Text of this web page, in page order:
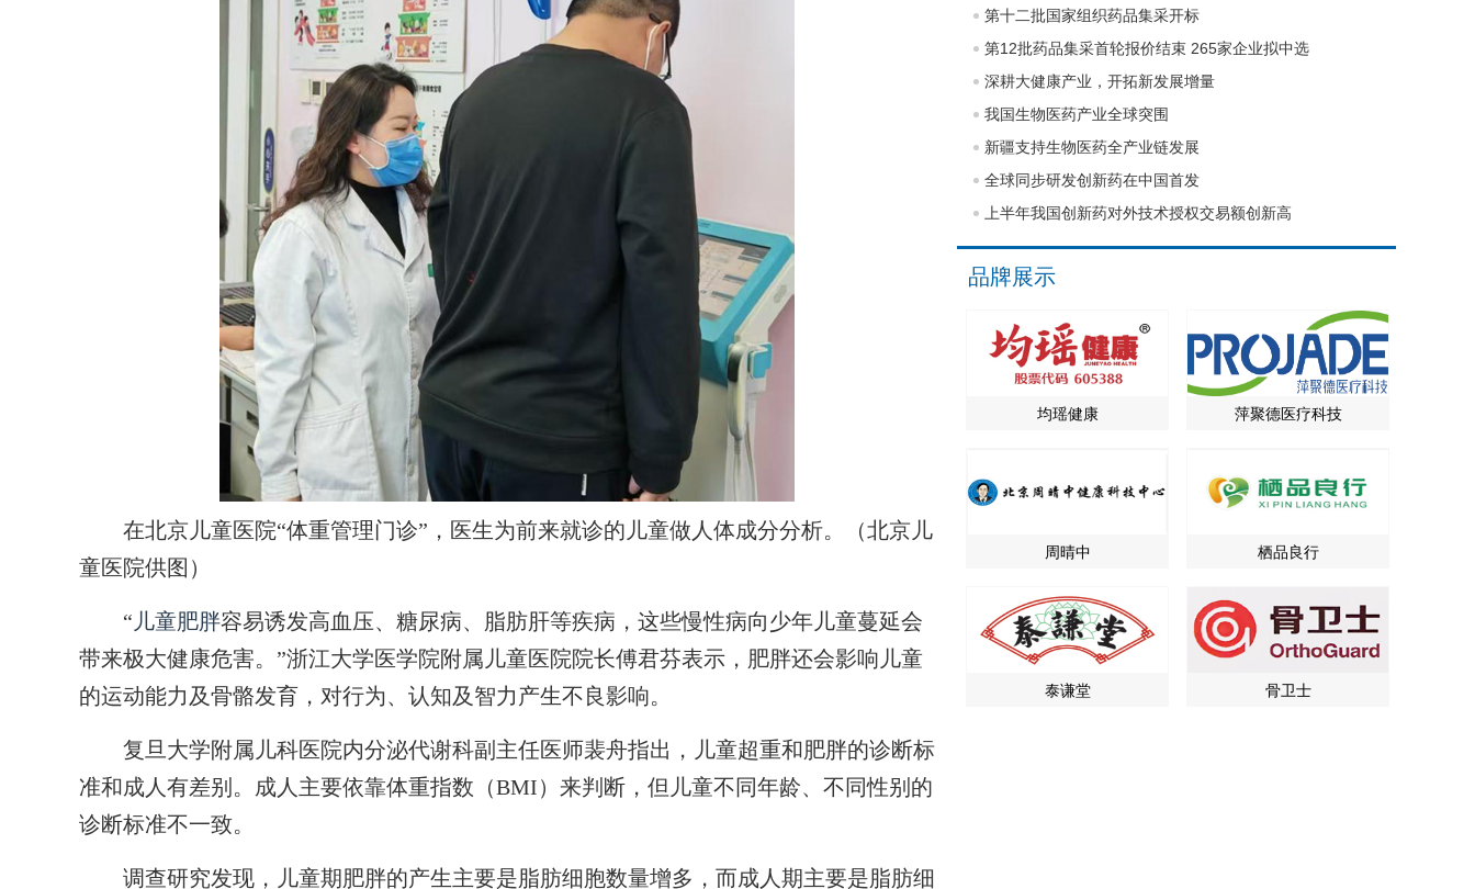
在北京儿童医院“体重管理门诊”，医生为前来就诊的儿童做人体成分分析。（北京儿
童医院供图）
“ 儿童肥胖容易诱发高血压、糖尿病、脂肪肝等疾病，这些慢性病向少年儿童蔓延会
带来极大健康危害。”浙江大学医学院附属儿童医院院长傅君芬表示，肥胖还会影响儿童
的运动能力及骨骼发育，对行为、认知及智力产生不良影响。
复旦大学附属儿科医院内分泌代谢科副主任医师裴舟指出，儿童超重和肥胖的诊断标
准和成人有差别。成人主要依靠体重指数（BMI）来判断，但儿童不同年龄、不同性别的
诊断标准不一致。
调查研究发现，儿童期肥胖的产生主要是脂肪细胞数量增多，而成人期主要是脂肪细
第十二批国家组织药品集采开标
第12批药品集采首轮报价结束 265家企业拟中选
深耕大健康产业，开拓新发展增量
我国生物医药产业全球突围
新疆支持生物医药全产业链发展
全球同步研发创新药在中国首发
上半年我国创新药对外技术授权交易额创新高
品牌展示
均瑶健康 萍聚德医疗科技
周晴中 栖品良行
泰谦堂 骨卫士